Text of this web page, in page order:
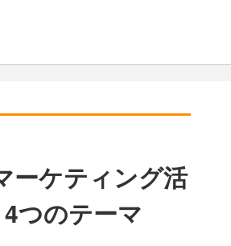
ーケティング活
つのテーマ